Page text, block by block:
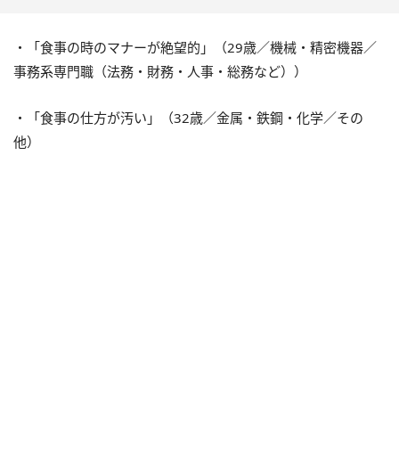
・「食事の時のマナーが絶望的」（29歳／機械・精密機器／
事務系専門職（法務・財務・人事・総務など））
・「食事の仕方が汚い」（32歳／金属・鉄鋼・化学／その
他）